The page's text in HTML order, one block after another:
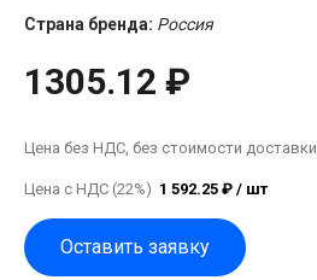
Страна бренда: Россия
1305.12 ₽
Цена без НДС, без стоимости доставки
Цена с НДС (22%) 1 592.25 ₽ / шт
Оставить заявку